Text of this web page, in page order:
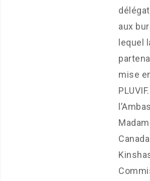
aux
lequel
mise